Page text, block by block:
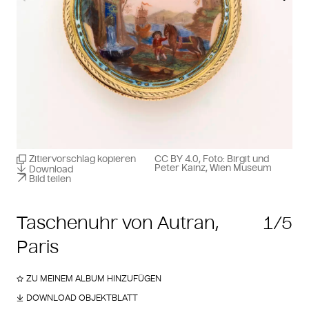
Taschenuhr von Autran,
Paris
1/5
Zitiervorschlag kopieren
Download
Bild teilen
CC BY 4.0, Foto: Birgit und
Peter Kainz, Wien Museum
ZU MEINEM ALBUM HINZUFÜGEN
DOWNLOAD OBJEKTBLATT